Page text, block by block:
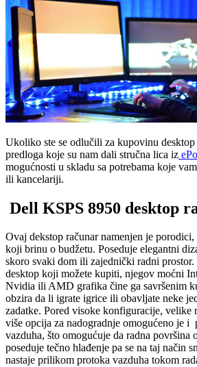
Ukoliko ste se odlučili za kupovinu desktop
predloga koje su nam dali stručna lica iz
mogućnosti u skladu sa potrebama koje
ili kancelariji.
Dell KSPS 8950 desktop
Ovaj dekstop računar namenjen je
koji brinu o budžetu. Poseduje elegantni
skoro svaki dom ili zajednički radni
desktop koji možete kupiti, njegov moćni
Nvidia ili AMD grafika čine ga savršenim
obzira da li igrate igrice ili obavljate neke
zadatke. Pored visoke konfiguracije, velike
više opcija za nadogradnje omogućeno je i
vazduha, što omogućuje da radna površina
poseduje tečno hlađenje pa se na taj način
nastaje prilikom protoka vazduha tokom